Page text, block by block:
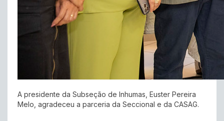
A presidente da Subseção de Inhumas, Euster Pereira
Melo, agradeceu a parceria da Seccional e da CASAG.